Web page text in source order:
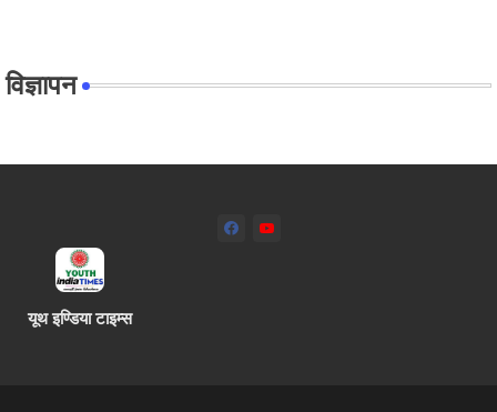
विज्ञापन
यूथ इण्डिया टाइम्स